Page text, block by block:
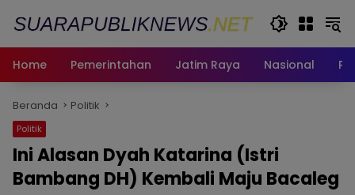
Home
Pemerintahan Jatim Raya Nasional
Beranda Politik
Politik
Ini Alasan Dyah Katarina (Istri
Bambang DH) Kembali Maju Bacaleg